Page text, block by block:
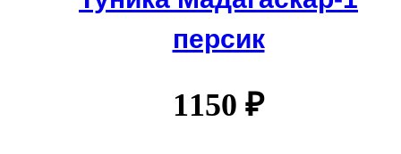
персик
1150 ₽